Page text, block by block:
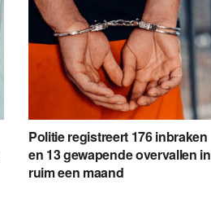
Politie registreert 176 inbraken
en 13 gewapende overvallen in
ruim een maand